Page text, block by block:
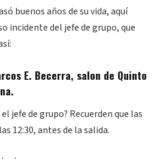
buenos años de su vida, aquí
incidente del jefe de grupo, que
E. Becerra, salon de Quinto
jefe de grupo? Recuerden que las
12:30, antes de la salida.